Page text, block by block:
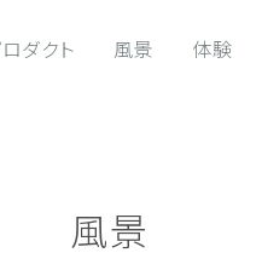
ダクト 風景 体験
風景